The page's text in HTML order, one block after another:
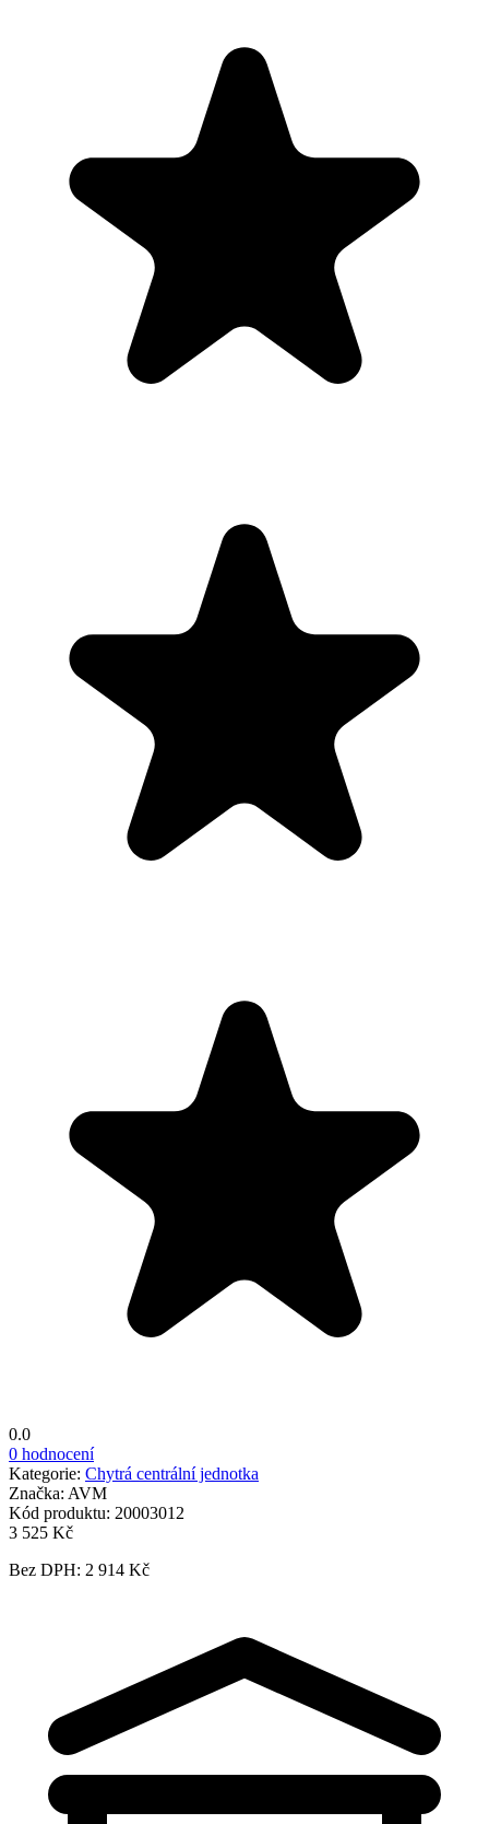
0.0
0 hodnocení
Kategorie: Chytrá centrální jednotka
Značka: AVM
Kód produktu: 20003012
3 525 Kč
Bez DPH: 2 914 Kč